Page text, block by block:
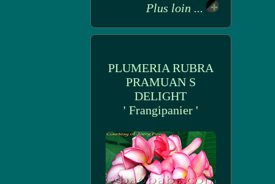
Plus loin ...
PLUMERIA RUBRA
PRAMUAN S
DELIGHT
' Frangipanier '